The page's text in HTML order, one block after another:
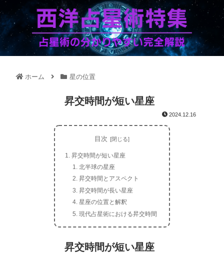
ホーム 星の位置
昇交時間が短い星座
2024.12.16
目次
昇交時間が短い星座
北半球の星座
昇交時間とアスペクト
昇交時間が長い星座
星座の位置と解釈
現代占星術における昇交時間
昇交時間が短い星座